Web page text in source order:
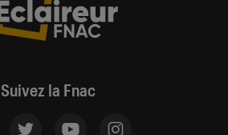
Suivez la Fnac